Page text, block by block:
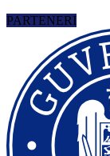
PARTENERI